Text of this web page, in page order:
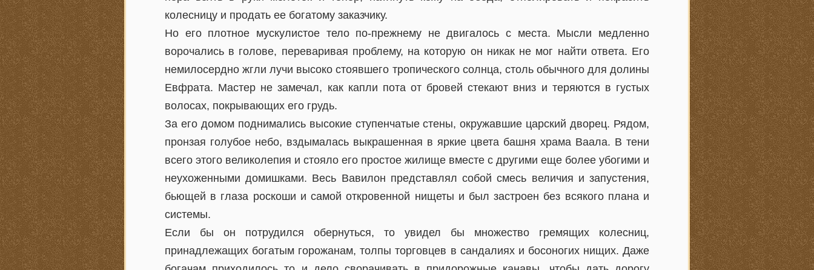
колесницу и продать ее богатому заказчику.
Но его плотное мускулистое тело по-прежнему не двигалось с места. Мысли медленно
ворочались в голове, переваривая проблему, на которую он никак не мог найти ответа. Его
немилосердно жгли лучи высоко стоявшего тропического солнца, столь обычного для долины
Евфрата. Мастер не замечал, как капли пота от бровей стекают вниз и теряются в густых
волосах, покрывающих его грудь.
За его домом поднимались высокие ступенчатые стены, окружавшие царский дворец. Рядом,
пронзая голубое небо, вздымалась выкрашенная в яркие цвета башня храма Ваала. В тени
всего этого великолепия и стояло его простое жилище вместе с другими еще более убогими и
неухоженными домишками. Весь Вавилон представлял собой смесь величия и запустения,
бьющей в глаза роскоши и самой откровенной нищеты и был застроен без всякого плана и
системы.
Если бы он потрудился обернуться, то увидел бы множество гремящих колесниц,
принадлежащих богатым горожанам, толпы торговцев в сандалиях и босоногих нищих. Даже